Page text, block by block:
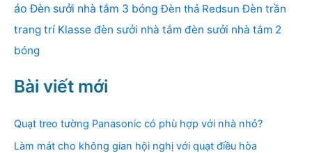
áo Đèn sưởi nhà tắm 3 bóng Đèn thả Redsun Đèn trần
trang trí Klasse đèn sưởi nhà tắm đèn sưởi nhà tắm 2
bóng
Bài viết mới
Quạt treo tường Panasonic có phù hợp với nhà nhỏ?
Làm mát cho không gian hội nghị với quạt điều hòa